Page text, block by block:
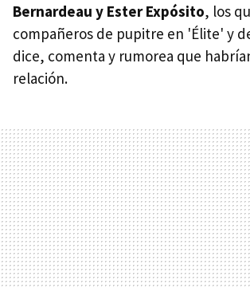
Bernardeau y Ester Expósito, los
compañeros de pupitre en 'Élite' y
dice, comenta y rumorea que
relación.